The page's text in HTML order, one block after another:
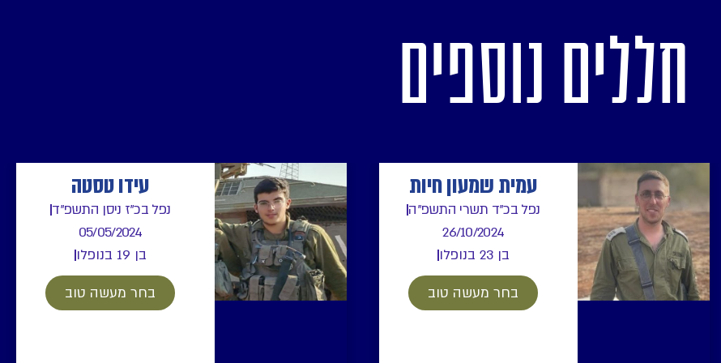
חללים נוספים
עמית שמעון חיות
נפל בכ"ד תשרי התשפ"ה
26/10/2024
בן 23 בנופלו
בחר מעשה טוב
עידו טסטה
נפל בכ"ז ניסן התשפ"ד
05/05/2024
בן 19 בנופלו
בחר מעשה טוב